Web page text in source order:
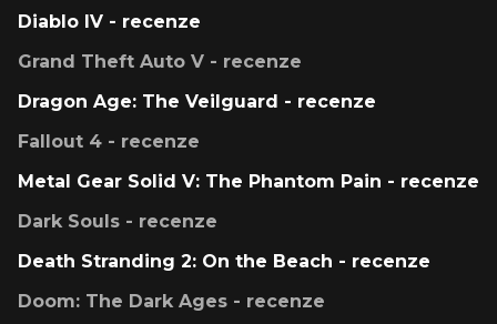
Diablo IV - recenze
Grand Theft Auto V - recenze
Dragon Age: The Veilguard - recenze
Fallout 4 - recenze
Metal Gear Solid V: The Phantom Pain - recenze
Dark Souls - recenze
Death Stranding 2: On the Beach - recenze
Doom: The Dark Ages - recenze